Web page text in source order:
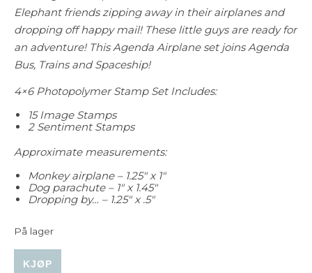
Elephant friends zipping away in their airplanes and
dropping off happy mail! These little guys are ready for
an adventure! This Agenda Airplane set joins Agenda
Bus, Trains and Spaceship!
4×6 Photopolymer Stamp Set Includes:
15 Image Stamps
2 Sentiment Stamps
Approximate measurements:
Monkey airplane – 1.25″ x 1″
Dog parachute – 1″ x 1.45″
Dropping by… – 1.25″ x .5″
På lager
KJØP